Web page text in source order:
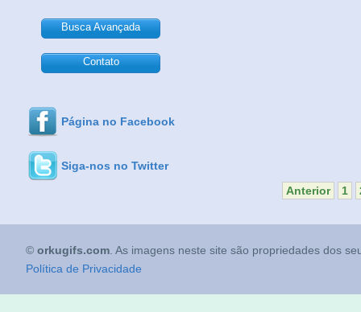
Busca Avançada
Contato
Página no Facebook
Siga-nos no Twitter
Anterior 1
© orkugifs.com . As imagens neste site são propriedades dos
Política de Privacidade